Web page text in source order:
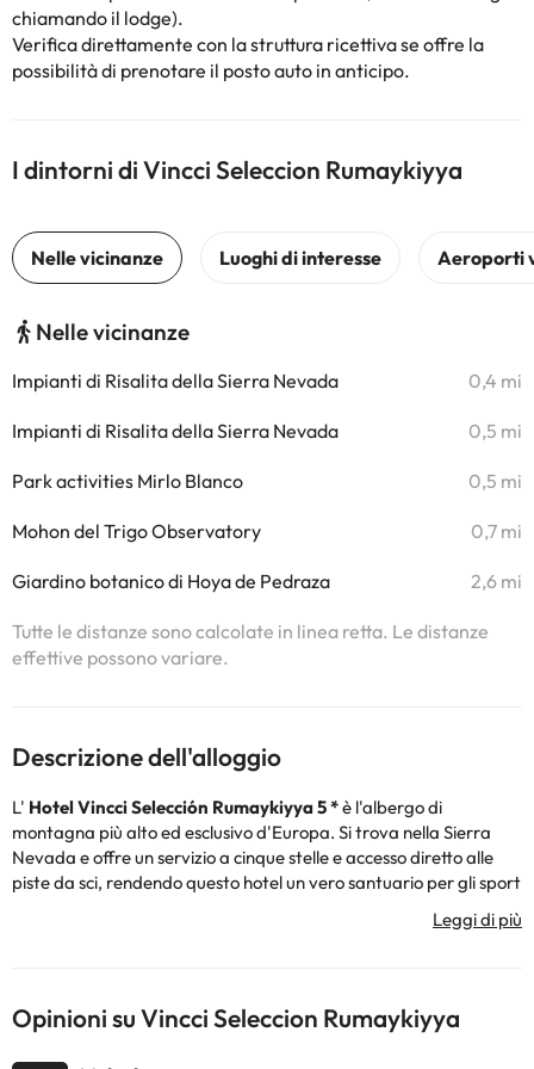
chiamando il lodge).
Verifica direttamente con la struttura ricettiva se offre la
possibilità di prenotare il posto auto in anticipo.
I dintorni di Vincci Seleccion Rumaykiyya
Nelle vicinanze
Impianti di Risalita della Sierra Nevada 0,4 mi
Impianti di Risalita della Sierra Nevada 0,5 mi
Park activities Mirlo Blanco 0,5 mi
Mohon del Trigo Observatory 0,7 mi
Giardino botanico di Hoya de Pedraza 2,6 mi
Tutte le distanze sono calcolate in linea retta. Le distanze
effettive possono variare.
Descrizione dell'alloggio
L' HotelVincci Selección Rumaykiyya 5 *è l'albergo di
montagna più alto ed esclusivo d'Europa. Si trova nella Sierra
Nevada e offre un servizio a cinque stelle e accesso diretto alle
piste da sci, rendendo questo hotel un vero santuario per gli sport
per godersi la settimana bianca in Sierra Nevada, Spa (a
pagamento), terrazza, piano bar, ristorante gourmet, Wi-Fi
gratuito, parcheggio privato (a pagamento) e molto altro!
Opinioni su Vincci Seleccion Rumaykiyya